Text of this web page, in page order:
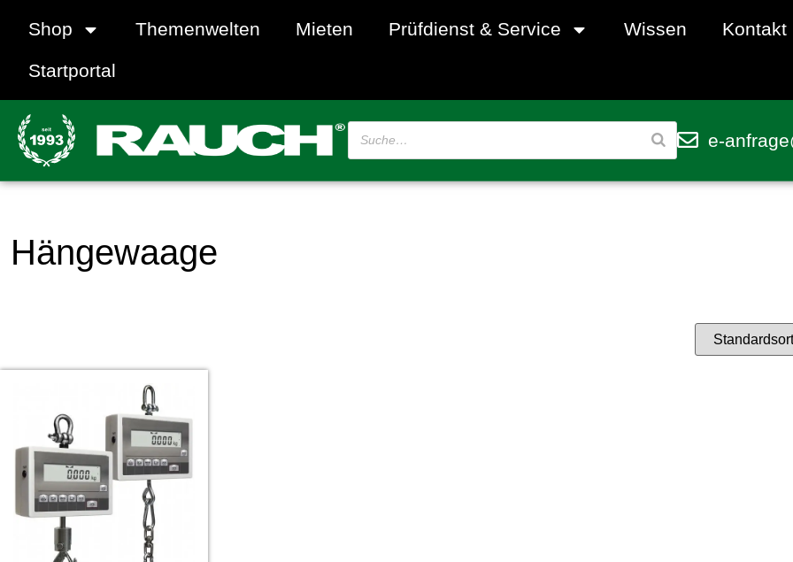
Shop Themenwelten Mieten Prüfdienst & Service Wissen Kontakt
Startportal
e-
Hängewaage